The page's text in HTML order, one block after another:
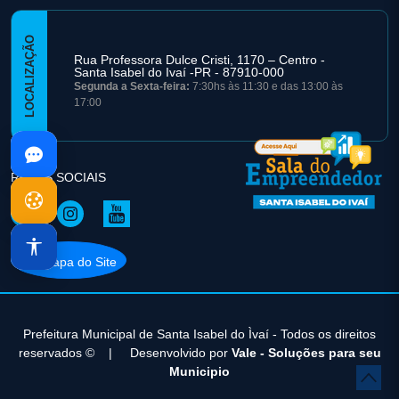
LOCALIZAÇÃO
Rua Professora Dulce Cristi, 1170 – Centro -
Santa Isabel do Ivaí -PR - 87910-000
Segunda a Sexta-feira: 7:30hs às 11:30 e das 13:00 às
17:00
REDES SOCIAIS
Mapa do Site
Prefeitura Municipal de Santa Isabel do Ìvaí - Todos os direitos
reservados ©| Desenvolvido por Vale - Soluções para seu
Municipio